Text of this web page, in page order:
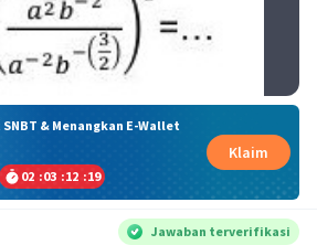
& Menangkan E-Wallet
02 :03 :12 :19
Klaim
Jawaban terverifikasi